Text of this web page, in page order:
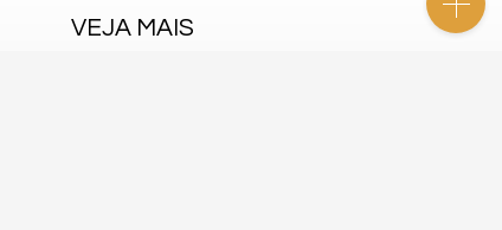
VEJA MAIS